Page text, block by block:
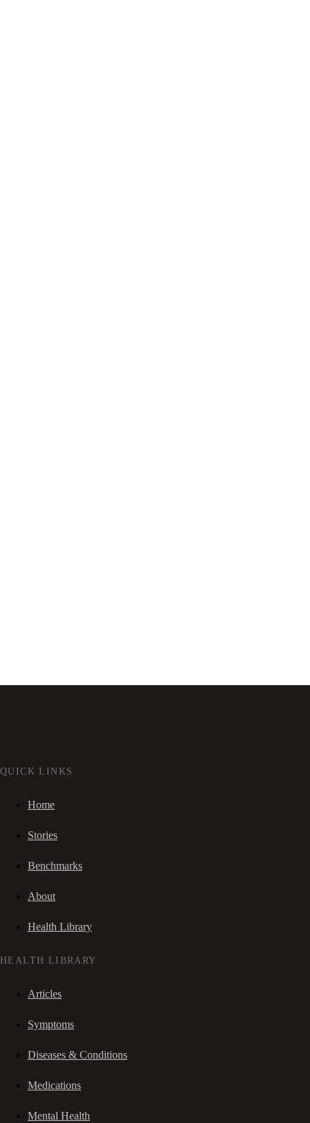
QUICK LINKS
Home
Stories
Benchmarks
About
Health Library
HEALTH LIBRARY
Articles
Symptoms
Diseases & Conditions
Medications
Mental Health